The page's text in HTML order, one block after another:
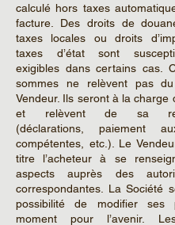
calculé hors taxes
facture. Des droits de
taxes locales ou droits
taxes d’état sont
exigibles dans certains cas.
sommes ne relèvent pas
Vendeur. Ils seront à la charge
et relèvent de sa
(déclarations, paiement
compétentes, etc.). Le
titre l’acheteur à se
aspects auprès des
correspondantes. La Société
possibilité de modifier
moment pour l’avenir.